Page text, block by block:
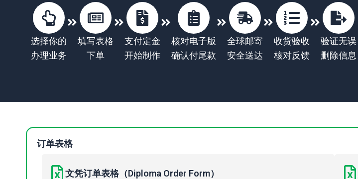
选择你的
办理业务
填写表格
下单
支付定金
开始制作
核对电子版
确认付尾款
全球邮寄
安全送达
收货验收
核对反馈
验证无误
删除信息
订单表格
文凭订单表格（Diploma Order Form）